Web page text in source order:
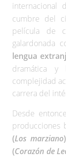
internacional
cumbre del
película de
galardonada
lengua
dramática y
complejidad
carrera del
Desde
producciones
(Los marziano
(Corazón de